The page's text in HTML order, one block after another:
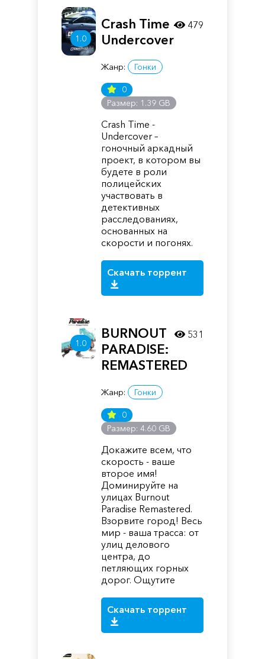
1.0
Crash Time -
Undercover
Жанр: Гонки
0
Размер: 1.39 GB
Crash Time -
Undercover –
гоночный аркадный
проект, в котором вы
будете в роли
полицейских
участвовать в
детективных
расследованиях,
основанных на
скорости и погонях.
Скачать торрент
479
1.0
BURNOUT
PARADISE:
REMASTERED
Жанр: Гонки
0
Размер: 4.60 GB
Докажите всем, что
скорость - ваше
второе имя!
Доминируйте на
улицах Burnout
Paradise Remastered.
Взорвите город! Весь
мир - ваша трасса: от
улиц делового
центра, до
петляющих горных
дорог. Ощутите
Скачать торрент
531